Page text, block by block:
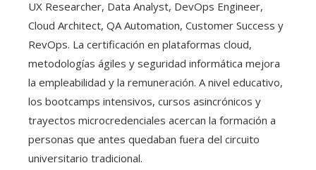
UX Researcher, Data Analyst, DevOps Engineer,
Cloud Architect, QA Automation, Customer Success y
RevOps. La certificación en plataformas cloud,
metodologías ágiles y seguridad informática mejora
la empleabilidad y la remuneración. A nivel educativo,
los bootcamps intensivos, cursos asincrónicos y
trayectos microcredenciales acercan la formación a
personas que antes quedaban fuera del circuito
universitario tradicional.